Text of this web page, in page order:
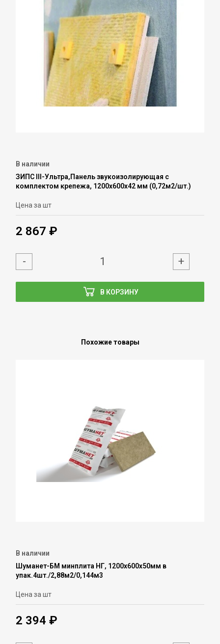
В наличии
ЗИПС III-Ультра,Панель звукоизолирующая с
комплектом крепежа, 1200х600х42 мм (0,72м2/шт.)
Цена за шт
2 867 ₽
В КОРЗИНУ
- +
Похожие товары
В наличии
Шуманет-БМ минплита НГ, 1200х600х50мм в
упак.4шт./2,88м2/0,144м3
Цена за шт
2 394 ₽